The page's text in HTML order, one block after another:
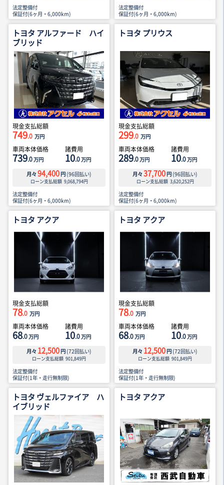
法定整備付
保証付(6ヶ月・6,000km)
法定整備付
保証付(6ヶ月・6,000km)
トヨタ アルファード ハイ
ブリッド
現金支払総額
749.0 万円
車両本体価格
739.0万円
諸費用
10.0万円
月々 94,400 円 (96回払い)
ローン支払総額 9,068,794円
法定整備付
保証付(6ヶ月・6,000km)
トヨタ プリウス
現金支払総額
299.0 万円
車両本体価格
289.0万円
諸費用
10.0万円
月々 37,700 円 (96回払い)
ローン支払総額 3,620,252円
法定整備付
保証付(6ヶ月・6,000km)
トヨタ アクア
現金支払総額
78.0 万円
車両本体価格
68.0万円
諸費用
10.0万円
月々 12,500 円 (72回払い)
ローン支払総額 901,849円
法定整備付
保証付(1年・走行無制限)
トヨタ アクア
現金支払総額
78.0 万円
車両本体価格
68.0万円
諸費用
10.0万円
月々 12,500 円 (72回払い)
ローン支払総額 901,849円
法定整備付
保証付(1年・走行無制限)
トヨタ ヴェルファイア ハ
イブリッド
トヨタ アクア